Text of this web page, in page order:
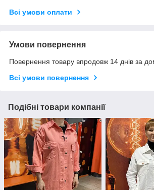
Всі умови оплати
Умови повернення
Повернення товару впродовж 14 днів за
Всі умови повернення
Подібні товари компанії